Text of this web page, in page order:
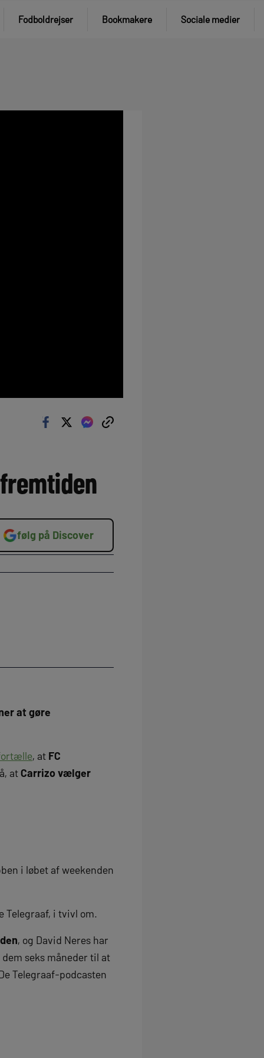
Fodboldrejser Bookmakere Sociale medier
følg på Discover
at gøre
, at FC
atCarrizo vælger
i løbet af weekenden
Telegraaf, i tvivl om.
, og David Neres har
seks måneder til at
Telegraaf-podcasten